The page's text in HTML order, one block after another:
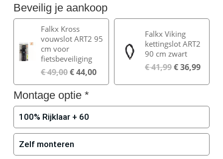
Beveilig je aankoop
Falkx Kross
vouwslot ART2 95
cm voor
fietsbeveiliging
€49,00€44,00
Falkx Viking
kettingslot ART2
90 cm zwart
€41,99€36,99
Montage optie *
100% Rijklaar + 60
Zelf monteren